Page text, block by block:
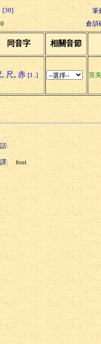
[30]
筆
倉頡
同音字 相關音節
, 尺 , 赤 [1..] 英
:
: foot